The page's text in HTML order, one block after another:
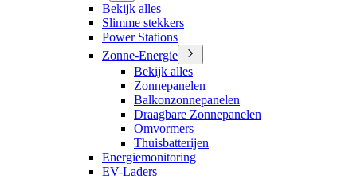
Bekijk alles
Slimme stekkers
Power Stations
Zonne-Energie
Bekijk alles
Zonnepanelen
Balkonzonnepanelen
Draagbare Zonnepanelen
Omvormers
Thuisbatterijen
Energiemonitoring
EV-Laders